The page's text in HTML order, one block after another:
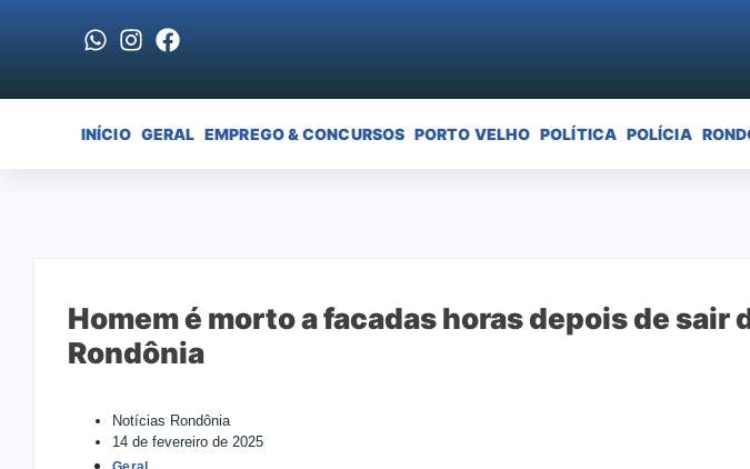
INÍCIO GERAL EMPREGO & CONCURSOS PORTO VELHO POLÍTICA POLÍCIA
Homem é morto a facadas horas depois de sair
Rondônia
Notícias Rondônia
14 de fevereiro de 2025